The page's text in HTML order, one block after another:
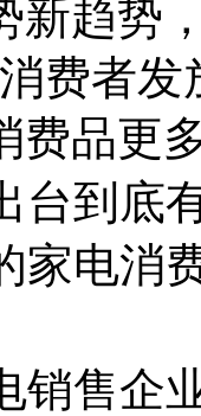
新趋势
费者
费品更
到底有
电消费
售企业